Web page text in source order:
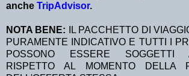
anche TripAdvisor.
NOTA BENE:
IL PACCHETTO DI
PURAMENTE INDICATIVO E TUTTI I
POSSONO ESSERE SOGGETTI
RISPETTO AL MOMENTO DELLA